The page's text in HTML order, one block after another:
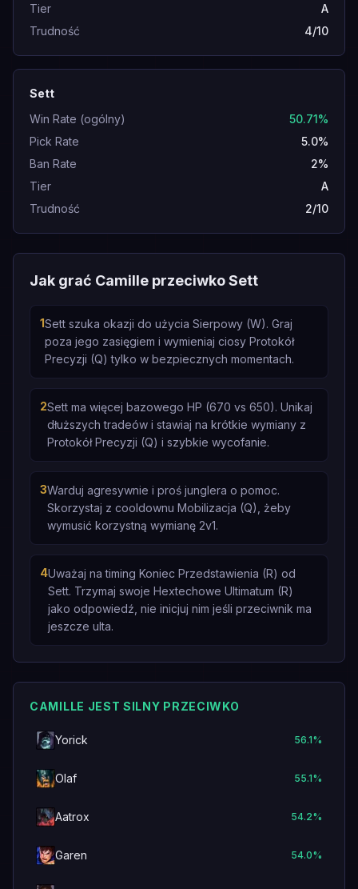
Tier
A
Trudność
4/10
Sett
Win Rate (ogólny)
50.71%
Pick Rate
5.0%
Ban Rate
2%
Tier
A
Trudność
2/10
Jak grać Camille przeciwko Sett
1Sett szuka okazji do użycia Sierpowy (W). Graj
poza jego zasięgiem i wymieniaj ciosy Protokół
Precyzji (Q) tylko w bezpiecznych momentach.
2Sett ma więcej bazowego HP (670 vs 650). Unikaj
dłuższych tradeów i stawiaj na krótkie wymiany z
Protokół Precyzji (Q) i szybkie wycofanie.
3Warduj agresywnie i proś junglera o pomoc.
Skorzystaj z cooldownu Mobilizacja (Q), żeby
wymusić korzystną wymianę 2v1.
4Uważaj na timing Koniec Przedstawienia (R) od
Sett. Trzymaj swoje Hextechowe Ultimatum (R)
jako odpowiedź, nie inicjuj nim jeśli przeciwnik ma
jeszcze ulta.
CAMILLE JEST SILNY PRZECIWKO
Yorick 56.1%
Olaf 55.1%
Aatrox 54.2%
Garen 54.0%